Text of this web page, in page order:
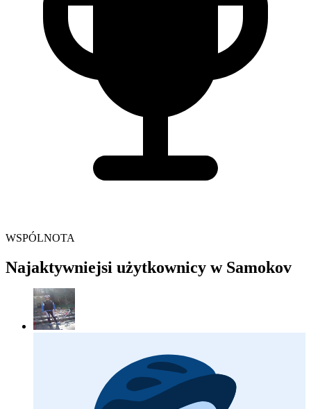
WSPÓLNOTA
Najaktywniejsi użytkownicy w Samokov